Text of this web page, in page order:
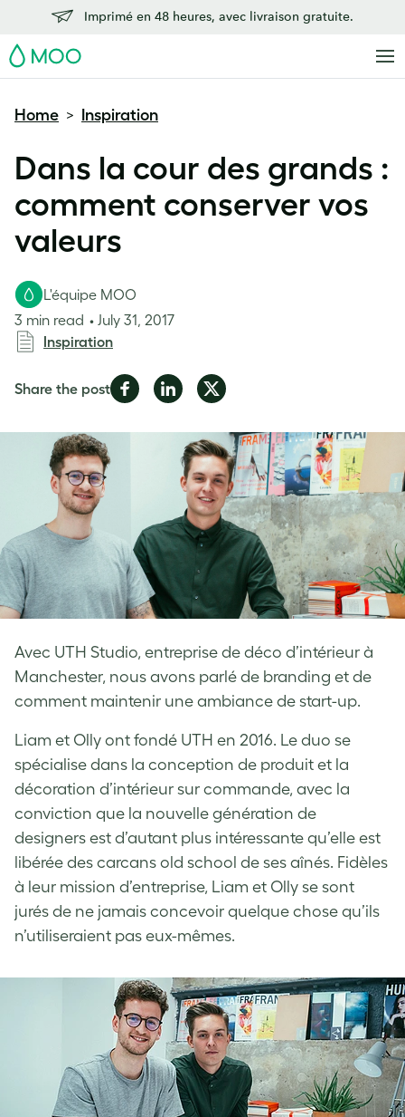
Imprimé en 48 heures, avec livraison gratuite.
MOO
Home > Inspiration
Dans la cour des grands :
comment conserver vos
valeurs
L'équipe MOO
3 min read
July 31, 2017
Inspiration
Share the postShare
Facebook
Share
LinkedIn
Share
Twitter
Avec UTH Studio, entreprise de déco d’intérieur à
Manchester, nous avons parlé de branding et de
comment maintenir une ambiance de start-up.
Liam et Olly ont fondé UTH en 2016. Le duo se
spécialise dans la conception de produit et la
décoration d’intérieur sur commande, avec la
conviction que la nouvelle génération de
designers est d’autant plus intéressante qu’elle est
libérée des carcans old school de ses aînés. Fidèles
à leur mission d’entreprise, Liam et Olly se sont
jurés de ne jamais concevoir quelque chose qu’ils
n’utiliseraient pas eux-mêmes.